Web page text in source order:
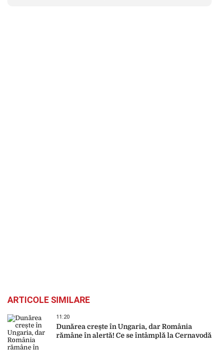
ARTICOLE SIMILARE
11:20
Dunărea crește în Ungaria, dar România
rămâne în alertă! Ce se întâmplă la Cernavodă